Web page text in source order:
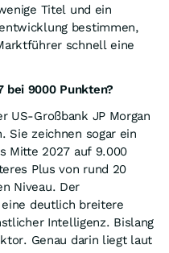
Titel und ein
bestimmen,
schnell eine
bei 9000 Punkten?
US-Großbank JP Morgan
Sie zeichnen sogar ein
Mitte 2027 auf 9.000
Plus von rund 20
Niveau. Der
deutlich breitere
Intelligenz. Bislang
Genau darin liegt laut